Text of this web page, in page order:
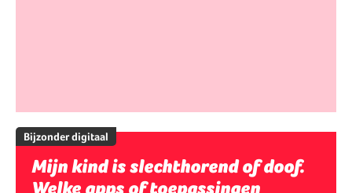
Bijzonder digitaal
Mijn kind is slechthorend of doof.
Welke apps of toepassingen